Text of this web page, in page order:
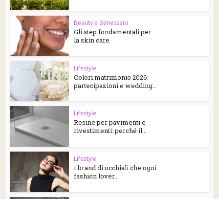
Beauty e Benessere
Gli step fondamentali per
la skin care
Lifestyle
Colori matrimonio 2026:
partecipazioni e wedding...
Lifestyle
Resine per pavimenti e
rivestimenti: perché il...
Lifestyle
I brand di occhiali che ogni
fashion lover...